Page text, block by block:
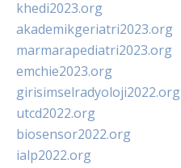
khedi2023.org
akademikgeriatri2023.org
marmarapediatri2023.org
emchie2023.org
girisimselradyoloji2022.org
utcd2022.org
biosensor2022.org
ialp2022.org